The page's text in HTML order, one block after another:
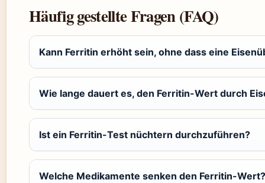
Häufig gestellte Fragen (FAQ)
Kann Ferritin erhöht sein, ohne dass eine
Wie lange dauert es, den Ferritin-Wert durch
Ist ein Ferritin-Test nüchtern durchzuführen?
Welche Medikamente senken den Ferritin-Wert?